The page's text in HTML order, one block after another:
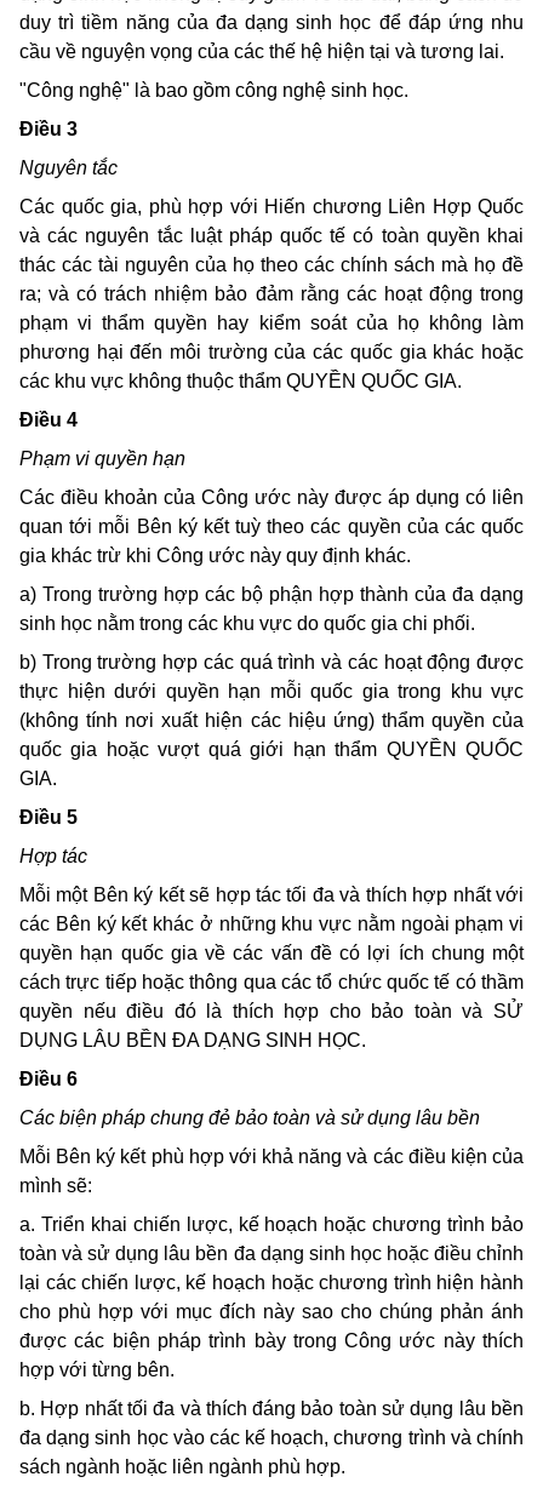
duy trì tiềm năng của đa dạng sinh học để đáp ứng nhu
cầu về nguyện vọng của các thế hệ hiện tại và tương lai.
"Công nghệ" là bao gồm công nghệ sinh học.
Ðiều 3
Nguyên tắc
Các quốc gia, phù hợp với Hiến chương Liên Hợp Quốc
và các nguyên tắc luật pháp quốc tế có toàn quyền khai
thác các tài nguyên của họ theo các chính sách mà họ đề
ra; và có trách nhiệm bảo đảm rằng các hoạt động trong
phạm vi thẩm quyền hay kiểm soát của họ không làm
phương hại đến môi trường của các quốc gia khác hoặc
các khu vực không thuộc thẩm QUYỀN QUỐC GIA.
Ðiều 4
Phạm vi quyền hạn
Các điều khoản của Công ước này được áp dụng có liên
quan tới mỗi Bên ký kết tuỳ theo các quyền của các quốc
gia khác trừ khi Công ước này quy định khác.
a) Trong trường hợp các bộ phận hợp thành của đa dạng
sinh học nằm trong các khu vực do quốc gia chi phối.
b) Trong trường hợp các quá trình và các hoạt động được
thực hiện dưới quyền hạn mỗi quốc gia trong khu vực
(không tính nơi xuất hiện các hiệu ứng) thẩm quyền của
quốc gia hoặc vượt quá giới hạn thẩm QUYỀN QUỐC
GIA.
Ðiều 5
Hợp tác
Mỗi một Bên ký kết sẽ hợp tác tối đa và thích hợp nhất với
các Bên ký kết khác ở những khu vực nằm ngoài phạm vi
quyền hạn quốc gia về các vấn đề có lợi ích chung một
cách trực tiếp hoặc thông qua các tổ chức quốc tế có thầm
quyền nếu điều đó là thích hợp cho bảo toàn và SỬ
DỤNG LÂU BỀN ÐA DẠNG SINH HỌC.
Ðiều 6
Các biện pháp chung đẻ bảo toàn và sử dụng lâu bền
Mỗi Bên ký kết phù hợp với khả năng và các điều kiện của
mình sẽ:
a. Triển khai chiến lược, kế hoạch hoặc chương trình bảo
toàn và sử dụng lâu bền đa dạng sinh học hoặc điều chỉnh
lại các chiến lược, kế hoạch hoặc chương trình hiện hành
cho phù hợp với mục đích này sao cho chúng phản ánh
được các biện pháp trình bày trong Công ước này thích
hợp với từng bên.
b. Hợp nhất tối đa và thích đáng bảo toàn sử dụng lâu bền
đa dạng sinh học vào các kế hoạch, chương trình và chính
sách ngành hoặc liên ngành phù hợp.